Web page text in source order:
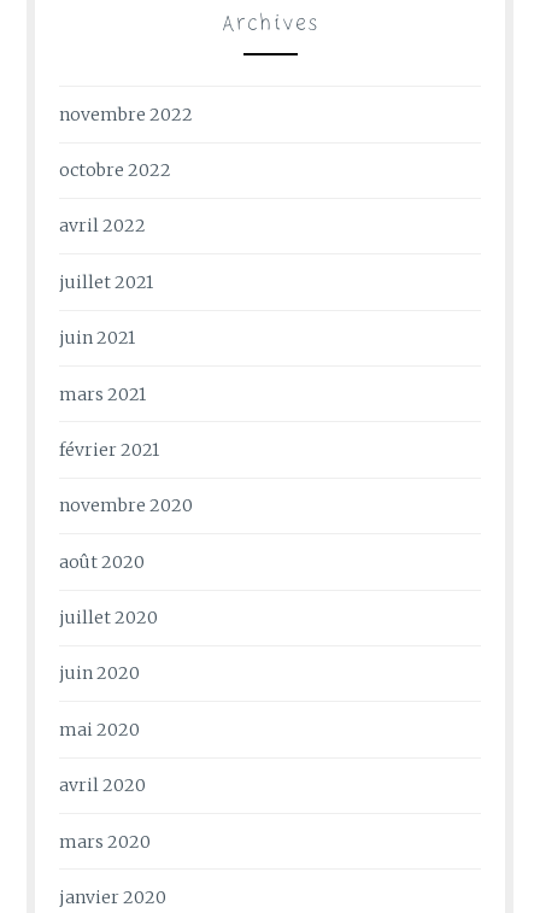
Archives
novembre 2022
octobre 2022
avril 2022
juillet 2021
juin 2021
mars 2021
février 2021
novembre 2020
août 2020
juillet 2020
juin 2020
mai 2020
avril 2020
mars 2020
janvier 2020